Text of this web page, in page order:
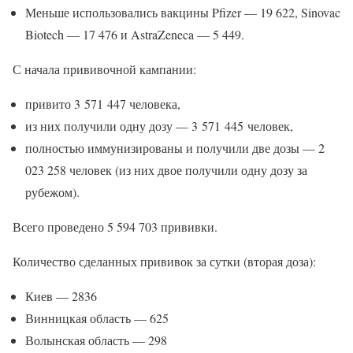
Меньше использовались вакцины Pfizer — 19 622, Sinovac
Biotech — 17 476 и AstraZeneca — 5 449.
С начала прививочной кампании:
привито 3 571 447 человека,
из них получили одну дозу — 3 571 445 человек,
полностью иммунизированы и получили две дозы — 2
023 258 человек (из них двое получили одну дозу за
рубежом).
Всего проведено 5 594 703 прививки.
Количество сделанных прививок за сутки (вторая доза):
Киев — 2836
Винницкая область — 625
Волынская область — 298